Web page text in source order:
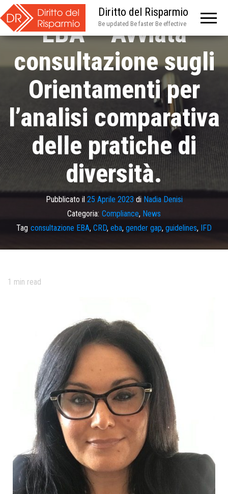
Diritto del Risparmio
Be updated Be faster Be effective
EBA – Avviata
consultazione sugli
Orientamenti per
l’analisi comparativa
delle pratiche di
diversità.
Pubblicato il 25 Aprile 2023 di Nadia Denisi
Categoria: Compliance, News
Tag consultazione EBA, CRD, eba, gender gap, guidelines, IFD
1 min read